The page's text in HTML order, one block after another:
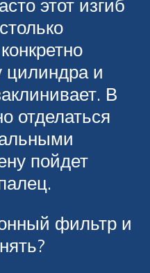
этот изгиб
цилиндра и
В
отделаться
пойдет
фильтр и